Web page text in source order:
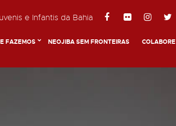
e Infantis da Bahia
FAZEMOS NEOJIBA SEM FRONTEIRAS COLABORE